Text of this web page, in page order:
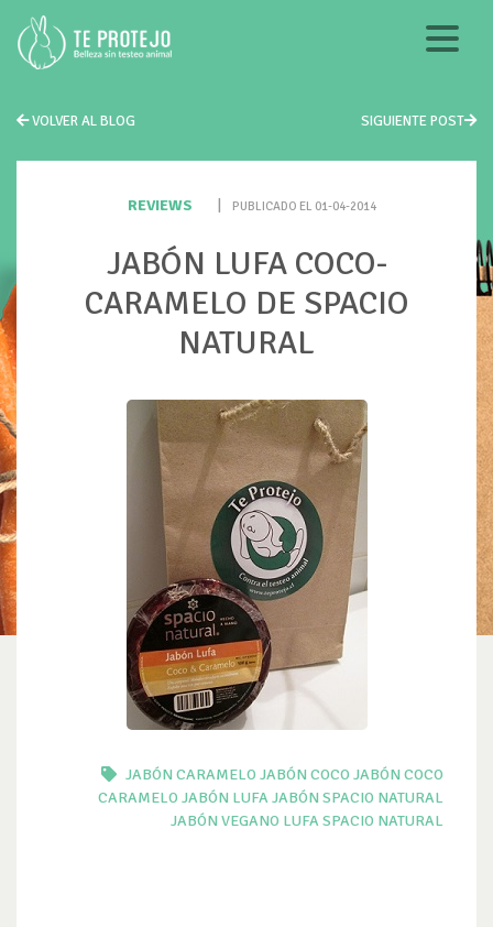
VOLVER AL BLOG SIGUIENTE POST
REVIEWS PUBLICADO EL 01-04-2014
JABÓN LUFA COCO-
CARAMELO DE SPACIO
NATURAL
JABÓN CARAMELO JABÓN COCO JABÓN COCO
CARAMELO JABÓN LUFA JABÓN SPACIO NATURAL
JABÓN VEGANO LUFA SPACIO NATURAL